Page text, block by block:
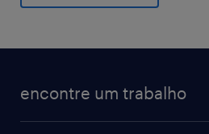
encontre um trabalho